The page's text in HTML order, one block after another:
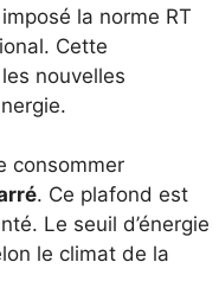
la norme RT
Cette
nouvelles
consommer
. Ce plafond est
Le seuil d’énergie
le climat de la